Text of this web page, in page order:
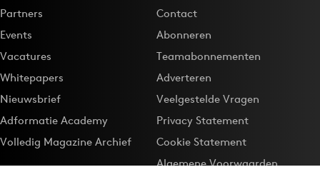
Partners
Events
Vacatures
Whitepapers
Nieuwsbrief
Adformatie Academy
Volledig Magazine Archief
Contact
Abonneren
Teamabonnementen
Adverteren
Veelgestelde Vragen
Privacy Statement
Cookie Statement
Algemene Voorwaarden